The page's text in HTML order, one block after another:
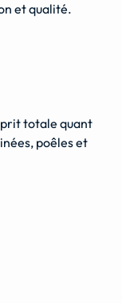
et qualité.
totale quant
poêles et